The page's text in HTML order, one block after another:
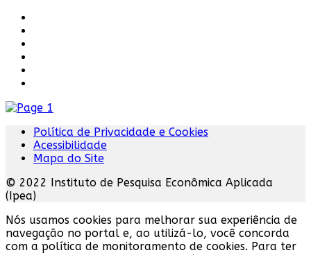
Política de Privacidade e Cookies
Acessibilidade
Mapa do Site
© 2022 Instituto de Pesquisa Econômica Aplicada
(Ipea)
Nós usamos cookies para melhorar sua experiência de
navegação no portal e, ao utilizá-lo, você concorda
com a política de monitoramento de cookies. Para ter